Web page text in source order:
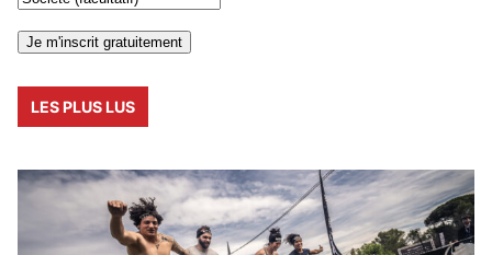
LES PLUS LUS